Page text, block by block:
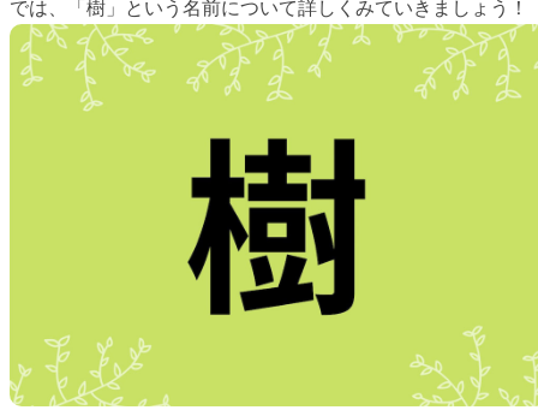
では、「樹」という名前について詳しくみていきましょう！